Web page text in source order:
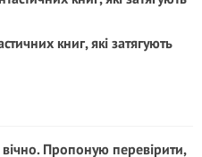
книг, які затягують